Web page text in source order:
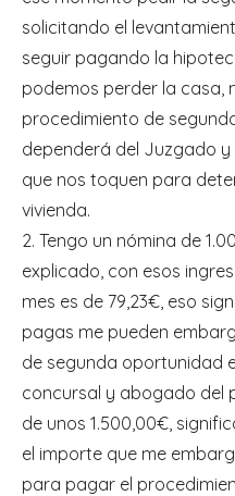
solicitando el
seguir pagando la
podemos perder la casa,
procedimiento de
dependerá del Juzgado
que nos toquen para
vivienda.
2. Tengo un nómina de
explicado, con esos
mes es de 79,23€, eso
pagas me pueden
de segunda oportunidad
concursal y abogado del
de unos 1.500,00€,
el importe que me
para pagar el